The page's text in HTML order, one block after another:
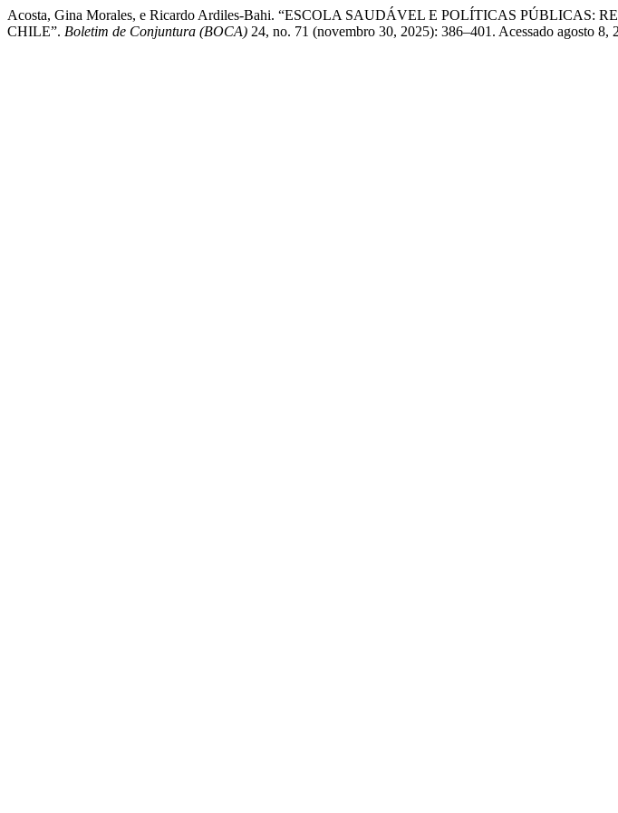
Acosta, Gina Morales, e Ricardo Ardiles-Bahi. “ESCOLA SAUDÁVEL E POLÍTICAS
CHILE”. Boletim de Conjuntura (BOCA) 24, no. 71 (novembro 30, 2025): 386–401. Acessado agosto